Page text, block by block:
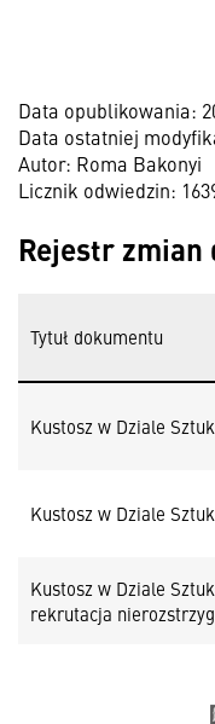
Data opublikowania:
Data ostatniej
Autor: Roma Bakonyi
Licznik odwiedzin:
Rejestr
Tytuł dokumentu
Kustosz w Dziale
Kustosz w Dziale
Kustosz w Dziale
rekrutacja